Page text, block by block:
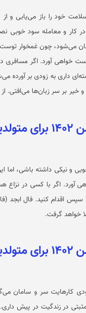
خود را باز می‌یابی و
کار و معامله سود خوبی
می‌شود، چون غمخوار
خواهی آورد. اگر مسافری
داری به زودی بر آورده
خیر بر سر زبان‌ها می‌افتی.
و نیکی داشته باشی، اما
آورد. اگر با کسی در
سپس اقدام کنید. فال
خواهد گرفت.
کارهایت سر و سامان
مثبتی در زندگیت در پیش